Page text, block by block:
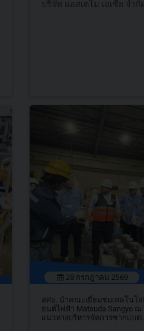
บริษัท แอสเตโม เอเชีย จำกั
28 กรกฎาคม 2569
สศอ. นำคณะเยี่ยมชมเทคโนโล
ยนต์ไฟฟ้า Matsuda Sangyo
แนวทางบริหารจัดการซากแบต